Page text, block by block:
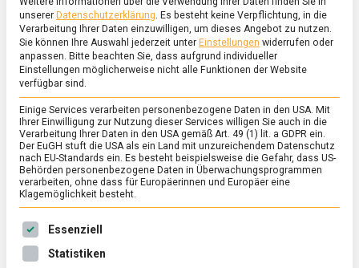
FEATURED/WISSEN
Die Quadratur des Eis
14. April 2022 Johannes
Die
Ob hart, wachsweich, gerührt, gespiegelt, verbacken
– Eier gehören zu den variantenreichsten
unserer Datenschutzerklärung. Es besteht keine Verpflichtung, in die
Verarbeitung Ihrer Daten einzuwilligen, um dieses Angebot zu nutzen.
Sie können Ihre Auswahl jederzeit unter Einstellungen widerrufen oder
anpassen. Bitte beachten Sie, dass aufgrund individueller
Einstellungen möglicherweise nicht alle Funktionen der Website
verfügbar sind.
Einige Services verarbeiten personenbezogene Daten in den USA. Mit
Ihrer Einwilligung zur Nutzung dieser Services willigen Sie auch in die
Verarbeitung Ihrer Daten in den USA gemäß Art. 49 (1) lit. a GDPR ein.
Der EuGH stuft die USA als ein Land mit unzureichendem Datenschutz
nach EU-Standards ein. Es besteht beispielsweise die Gefahr, dass US-
Behörden personenbezogene Daten in Überwachungsprogrammen
verarbeiten, ohne dass für Europäerinnen und Europäer eine
Klagemöglichkeit besteht.
Es folgt eine Liste der Service-Gruppen, für die eine
Essenziell
Statistiken